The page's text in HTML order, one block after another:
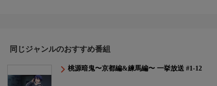
同じジャンルのおすすめ番組
桃源暗鬼〜京都編&練馬編〜 一挙放送 #1-12